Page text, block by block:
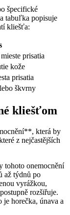
‌špecifické​
tabuľka popisuje
kliešťa:
prisatia
kože
prisatia
škvrny
kliešťom
která by
z nejčastějších⁣
tohoto onemocnění
až týdnů po
vyrážkou,
rozšiřuje.
horečka, únava a